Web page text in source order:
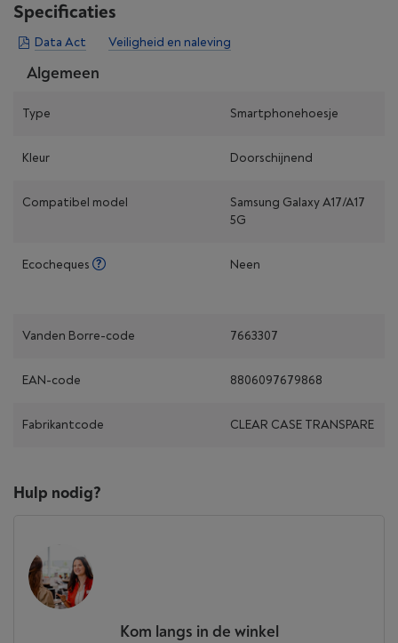
Specificaties
Veiligheid en naleving
Data Act
Algemeen
Type Smartphonehoesje
Kleur Doorschijnend
Compatibel model
Samsung Galaxy A17/A17
5G
Ecocheques Neen
Vanden Borre-code 7663307
EAN-code 8806097679868
Fabrikantcode CLEAR CASE TRANSPARE
Hulp nodig?
Kom langs in de winkel